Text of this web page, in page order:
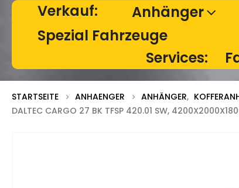
Verkauf: Anhänger
Spezial Fahrzeuge
Services:
STARTSEITE ANHAENGER ANHÄNGER,
DALTEC CARGO 27 BK TFSP 420.01 SW,